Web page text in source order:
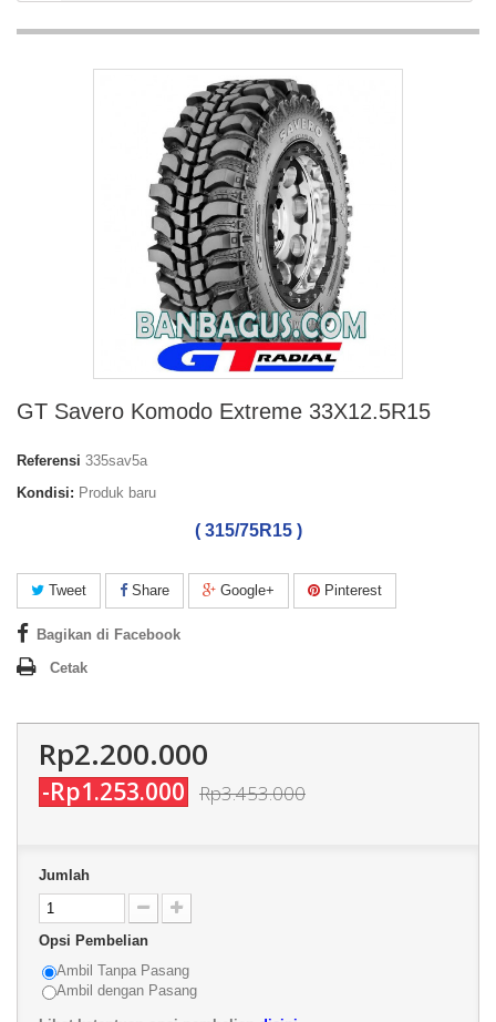
GT Savero Komodo Extreme 33X12.5R15
Referensi 335sav5a
Kondisi: Produk baru
( 315/75R15 )
Tweet Share Google+ Pinterest
Bagikan di Facebook
Cetak
Rp2.200.000
-Rp1.253.000 Rp3.453.000
Jumlah
Opsi Pembelian
Ambil Tanpa Pasang
Ambil dengan Pasang